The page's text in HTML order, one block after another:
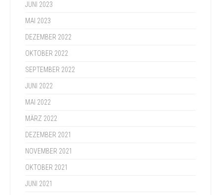
JUNI 2023
MAI 2023
DEZEMBER 2022
OKTOBER 2022
SEPTEMBER 2022
JUNI 2022
MAI 2022
MÄRZ 2022
DEZEMBER 2021
NOVEMBER 2021
OKTOBER 2021
JUNI 2021